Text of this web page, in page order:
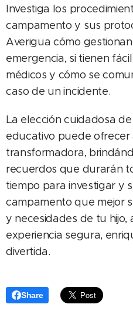
Investiga los
campamento y sus
Averigua cómo
emergencia, si tienen
médicos y cómo se
caso de un incidente.
La elección cuidadosa
educativo puede ofrecer
transformadora,
recuerdos que durarán
tiempo para investigar y
campamento que mejor
y necesidades de tu hijo,
experiencia segura,
divertida.
Share